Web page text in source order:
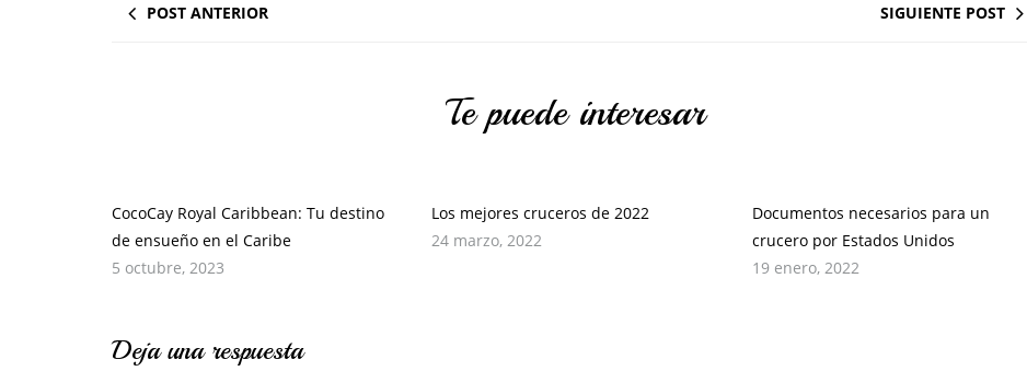
POST ANTERIOR SIGUIENTE POST
Te puede interesar
CocoCay Royal Caribbean: Tu destino
de ensueño en el Caribe
5 octubre, 2023
Los mejores cruceros de 2022
24 marzo, 2022
Documentos necesarios para un
crucero por Estados Unidos
19 enero, 2022
Deja una respuesta